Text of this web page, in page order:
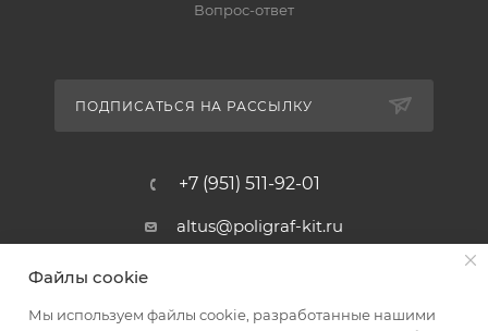
Вопрос-ответ
ПОДПИСАТЬСЯ НА РАССЫЛКУ
+7 (951) 511-92-01
altus@poligraf-kit.ru
Магазин-склад ТЦ "Альтус"
пос. Янтарный, Малое Зеленое
Файлы cookie
Мы используем файлы cookie, разработанные нашими